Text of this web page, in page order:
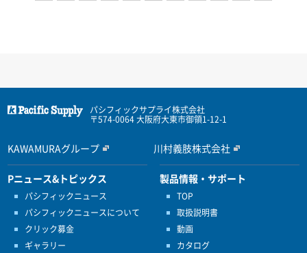
パシフィックサプライ株式会社
〒574-0064 大阪府大東市御領1-12-1
KAWAMURAグループ 川村義肢株式会社
Pニュース&トピックス
パシフィックニュース
パシフィックニュースについて
クリック募金
ギャラリー
製品情報・サポート
TOP
取扱説明書
動画
カタログ